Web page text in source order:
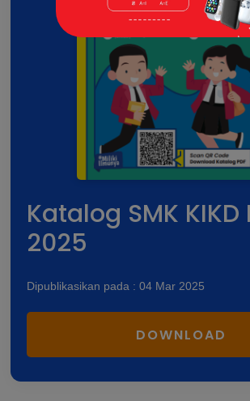
Katalog SMK KIKD
2025
Dipublikasikan pada : 04 Mar 2025
DOWNLOAD